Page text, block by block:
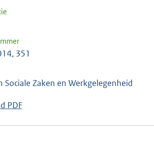
351
Sociale Zaken en Werkgelegenheid
PDF